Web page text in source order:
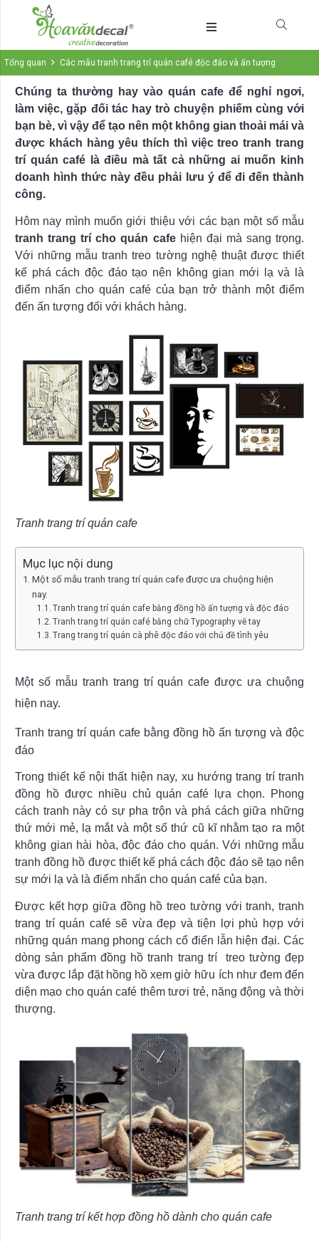
Tổng quan Các mẫu tranh trang trí quán café độc đáo và ấn tượng
Chúng ta thường hay vào quán cafe để nghỉ ngơi,
làm việc, gặp đối tác hay trò chuyện phiếm cùng với
bạn bè, vì vậy để tạo nên một không gian thoải mái và
được khách hàng yêu thích thì việc treo tranh trang
trí quán café là điều mà tất cả những ai muốn kinh
doanh hình thức này đều phải lưu ý để đi đến thành
công.
Hôm nay mình muốn giới thiệu với các bạn một số mẫu
tranh trang trí cho quán cafehiện đại mà sang trọng.
Với những mẫu tranh treo tường nghệ thuật được thiết
kế phá cách độc đáo tạo nên không gian mới lạ và là
điểm nhấn cho quán café của bạn trở thành một điểm
đến ấn tượng đối với khách hàng.
Tranh trang trí quán cafe
Mục lục nội dung
Một số mẫu tranh trang trí quán cafe được ưa chuộng hiện
nay.
Tranh trang trí quán cafe bằng đồng hồ ấn tượng và độc đáo
Tranh trang trí quán café bằng chữ Typography vẽ tay
Trang trang trí quán cà phê độc đáo với chủ đề tình yêu
Một số mẫu tranh trang trí quán cafe được ưa chuộng
hiện nay.
Tranh trang trí quán cafe bằng đồng hồ ấn tượng và độc
đáo
Trong thiết kế nội thất hiện nay, xu hướng trang trí tranh
đồng hồ được nhiều chủ quán café lựa chọn. Phong
cách tranh này có sự pha trộn và phá cách giữa những
thứ mới mẻ, lạ mắt và một số thứ cũ kĩ nhằm tạo ra một
không gian hài hòa, độc đáo cho quán. Với những mẫu
tranh đồng hồ được thiết kế phá cách độc đáo sẽ tạo nên
sự mới lạ và là điểm nhấn cho quán café của bạn.
Được kết hợp giữa đồng hồ treo tường với tranh, tranh
trang trí quán café sẽ vừa đẹp và tiện lợi phù hợp với
những quán mang phong cách cổ điển lẫn hiện đại. Các
dòng sản phẩm đồng hồ tranh trang trí treo tường đẹp
vừa được lắp đặt hồng hồ xem giờ hữu ích như đem đến
diện mạo cho quán café thêm tươi trẻ, năng động và thời
thượng.
Tranh trang trí kết hợp đồng hồ dành cho quán cafe